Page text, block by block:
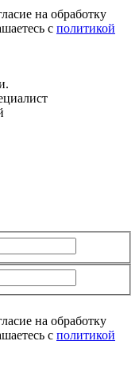
на обработку
с политикой
на обработку
с политикой